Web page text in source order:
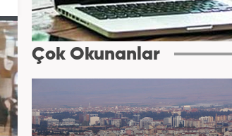
Çok Okunanlar